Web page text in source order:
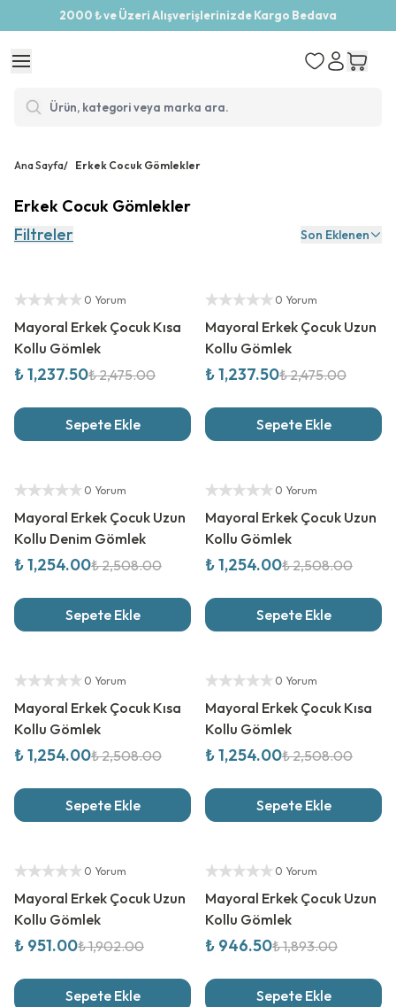
2000 ₺ ve Üzeri Alışverişlerinizde Kargo Bedava
Ana Sayfa/ Erkek Cocuk Gömlekler
Erkek Cocuk Gömlekler
Filtreler
Son Eklenen
Yetkili Satıcı
0 Yorum
Mayoral Erkek Çocuk Kısa
Kollu Gömlek
₺ 1,237.50₺ 2,475.00
Sepete Ekle
Yetkili Satıcı
0 Yorum
Mayoral Erkek Çocuk Uzun
Kollu Gömlek
₺ 1,237.50₺ 2,475.00
Sepete Ekle
Yetkili Satıcı
0 Yorum
Mayoral Erkek Çocuk Uzun
Kollu Denim Gömlek
₺ 1,254.00₺ 2,508.00
Sepete Ekle
Yetkili Satıcı
0 Yorum
Mayoral Erkek Çocuk Uzun
Kollu Gömlek
₺ 1,254.00₺ 2,508.00
Sepete Ekle
Yetkili Satıcı
0 Yorum
Mayoral Erkek Çocuk Kısa
Kollu Gömlek
₺ 1,254.00₺ 2,508.00
Sepete Ekle
Yetkili Satıcı
0 Yorum
Mayoral Erkek Çocuk Kısa
Kollu Gömlek
₺ 1,254.00₺ 2,508.00
Sepete Ekle
Yetkili Satıcı
0 Yorum
Mayoral Erkek Çocuk Uzun
Kollu Gömlek
₺ 951.00₺ 1,902.00
Sepete Ekle
Yetkili Satıcı
0 Yorum
Mayoral Erkek Çocuk Uzun
Kollu Gömlek
₺ 946.50₺ 1,893.00
Sepete Ekle